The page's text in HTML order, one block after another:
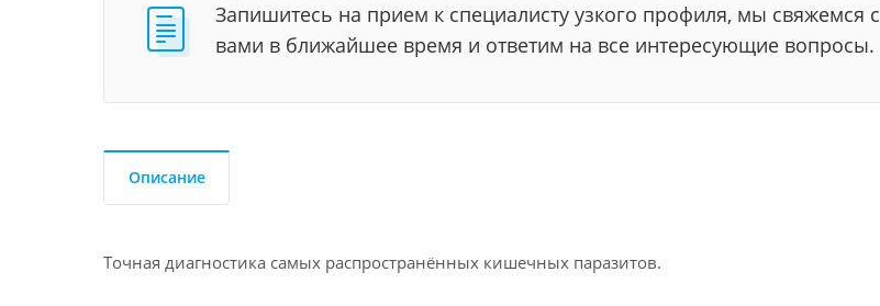
Запишитесь на прием к специалисту узкого профиля, мы свяжемся с
вами в ближайшее время и ответим на все интересующие вопросы.
Описание
Точная диагностика самых распространённых кишечных паразитов.